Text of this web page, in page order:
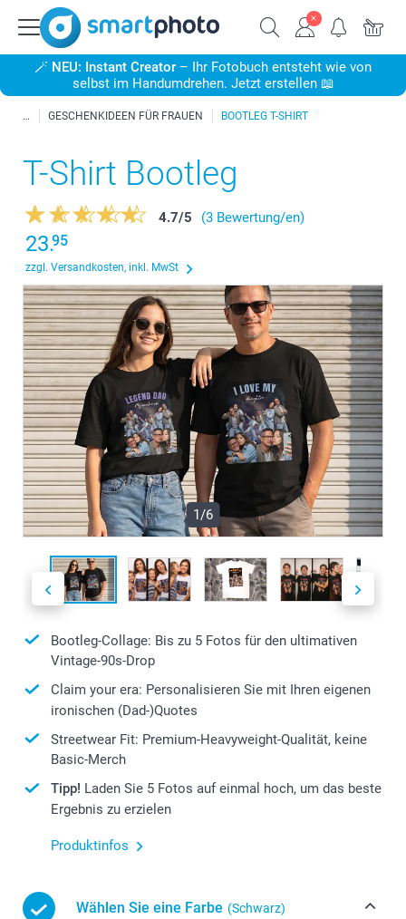
🪄 NEU: Instant Creator – Ihr Fotobuch entsteht wie von
selbst im Handumdrehen. Jetzt erstellen 📖
GESCHENKIDEEN FÜR FRAUEN BOOTLEG T-SHIRT
T-Shirt Bootleg
4.7/5 (3 Bewertung/en)
23.95
zzgl. Versandkosten, inkl. MwSt
1/6
Bootleg-Collage: Bis zu 5 Fotos für den ultimativen
Vintage-90s-Drop
Claim your era: Personalisieren Sie mit Ihren eigenen
ironischen (Dad-)Quotes
Streetwear Fit: Premium-Heavyweight-Qualität, keine
Basic-Merch
Tipp! Laden Sie 5 Fotos auf einmal hoch, um das beste
Ergebnis zu erzielen
Produktinfos
Wählen Sie eine Farbe (Schwarz)